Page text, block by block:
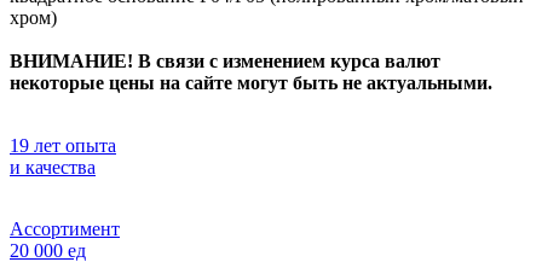
хром)
ВНИМАНИЕ! В связи с изменением курса валют
некоторые цены на сайте могут быть не актуальными.
19 лет опыта
и качества
Ассортимент
20 000 ед